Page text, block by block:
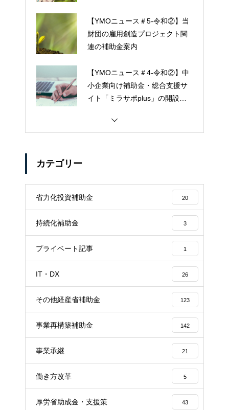
【YMOニュース＃5-令和②】当
財団の雇用創造プロジェクト関
連の補助金案内
【YMOニュース＃4-令和②】中
小企業向け補助金・総合支援サ
イト「ミラサポplus」の開設に
カテゴリー
省力化投資補助金 20
持続化補助金 3
プライベート記事 1
IT・DX 26
その他経産省補助金 123
事業再構築補助金 142
事業承継 21
働き方改革 5
厚労省助成金・支援策 43